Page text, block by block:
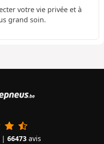
votre vie privée et à
grand soin.
| 66473 avis